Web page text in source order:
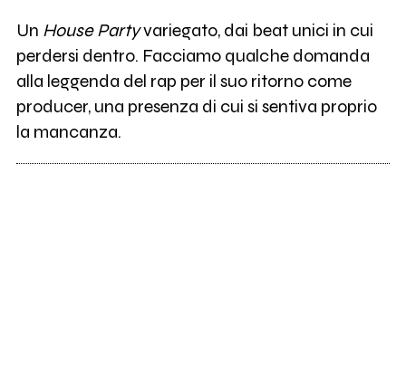
Un House Partyvariegato, dai beat unici in cui
perdersi dentro. Facciamo qualche domanda
alla leggenda del rap per il suo ritorno come
producer, una presenza di cui si sentiva proprio
la mancanza.